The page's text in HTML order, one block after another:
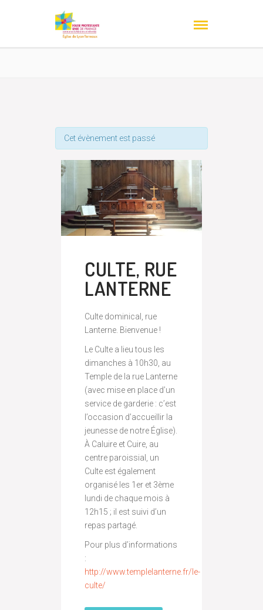
Cet évènement est passé
CULTE, RUE
LANTERNE
Culte dominical, rue
Lanterne. Bienvenue !
Le Culte a lieu tous les
dimanches à 10h30, au
Temple de la rue Lanterne
(avec mise en place d’un
service de garderie : c’est
l’occasion d’accueillir la
jeunesse de notre Église).
À Caluire et Cuire, au
centre paroissial, un
Culte est également
organisé les 1er et 3ème
lundi de chaque mois à
12h15 ; il est suivi d’un
repas partagé.
Pour plus d’informations
:
http://www.templelanterne.fr/le-
culte/